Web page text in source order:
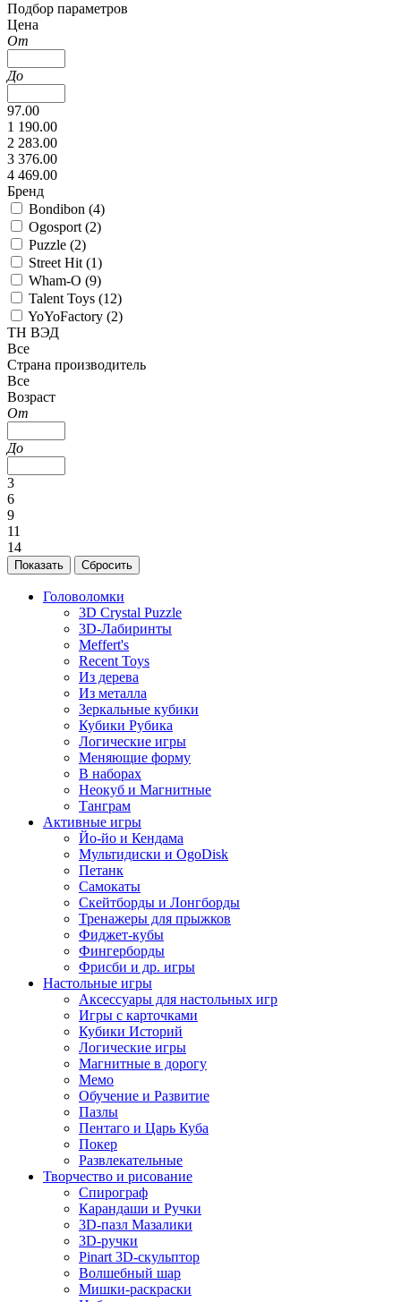
Подбор параметров
Цена
От
До
97.00
1 190.00
2 283.00
3 376.00
4 469.00
Бренд
Bondibon (4)
Ogosport (2)
Puzzle (2)
Street Hit (1)
Wham-O (9)
Talent Toys (12)
YoYoFactory (2)
ТН ВЭД
Все
Страна производитель
Все
Возраст
От
До
3
6
9
11
14
Головоломки
3D Crystal Puzzle
3D-Лабиринты
Meffert's
Recent Toys
Из дерева
Из металла
Зеркальные кубики
Кубики Рубика
Логические игры
Меняющие форму
В наборах
Неокуб и Магнитные
Танграм
Активные игры
Йо-йо и Кендама
Мультидиски и OgoDisk
Петанк
Самокаты
Скейтборды и Лонгборды
Тренажеры для прыжков
Фиджет-кубы
Фингерборды
Фрисби и др. игры
Настольные игры
Аксессуары для настольных игр
Игры с карточками
Кубики Историй
Логические игры
Магнитные в дорогу
Мемо
Обучение и Развитие
Пазлы
Пентаго и Царь Куба
Покер
Развлекательные
Творчество и рисование
Спирограф
Карандаши и Ручки
3D-пазл Мазалики
3D-ручки
Pinart 3D-скульптор
Волшебный шар
Мишки-раскраски